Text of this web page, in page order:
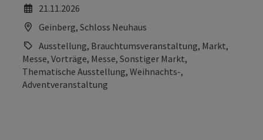
21.11.2026
Geinberg, Schloss Neuhaus
Ausstellung, Brauchtumsveranstaltung, Markt,
Messe, Vorträge, Messe, Sonstiger Markt,
Thematische Ausstellung, Weihnachts-,
Adventveranstaltung